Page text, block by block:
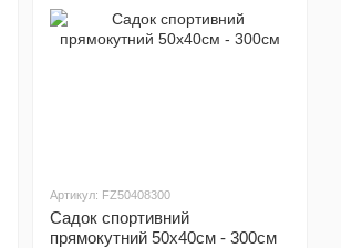
Артикул: FZ50408300
Садок спортивний
прямокутний 50x40cм - 300cм